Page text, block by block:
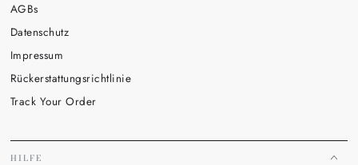
AGBs
Datenschutz
Impressum
Rückerstattungsrichtlinie
Track Your Order
HILFE